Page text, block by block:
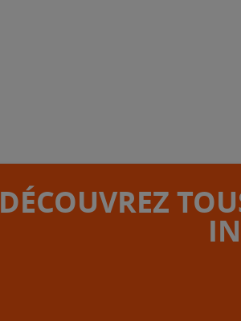
DÉCOUVREZ